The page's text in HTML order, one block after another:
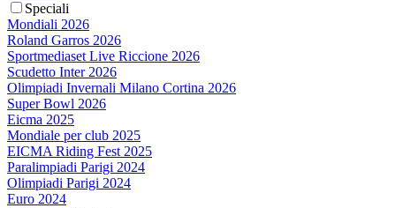
Speciali
Mondiali 2026
Roland Garros 2026
Sportmediaset Live Riccione 2026
Scudetto Inter 2026
Olimpiadi Invernali Milano Cortina 2026
Super Bowl 2026
Eicma 2025
Mondiale per club 2025
EICMA Riding Fest 2025
Paralimpiadi Parigi 2024
Olimpiadi Parigi 2024
Euro 2024